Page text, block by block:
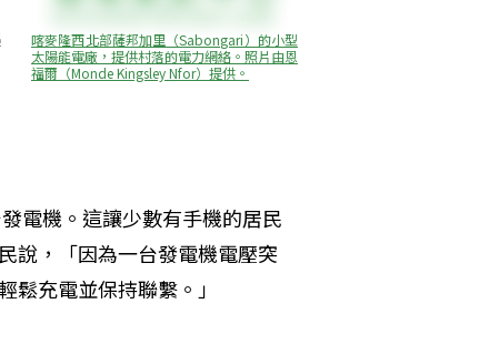
喀麥隆西北部薩邦加里（Sabongari）的小型
太陽能電廠，提供村落的電力網絡。照片由恩
福爾（Monde Kingsley Nfor）提供。
電機。這讓少數有手機的居民
說，「因為一台發電機電壓突
充電並保持聯繫。」